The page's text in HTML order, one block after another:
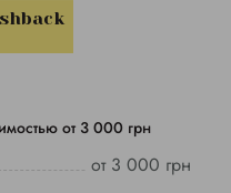
от 3 000 грн
от 3 000 грн